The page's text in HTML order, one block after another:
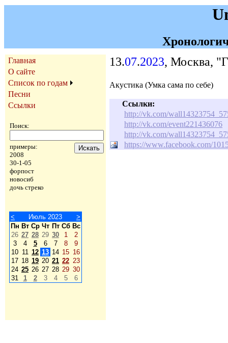
Главная
О сайте
Список по годам
Песни
Ссылки
Поиск:
примеры:
2008
30-1-05
форпост
новосиб
дочь стреко
< Июль 2023
>
Пн Вт Ср Чт Пт Сб Вс
26 27 28 29 30 1
2
3
4 5 6 7 8
9
10 11 12 13 14 15 16
17 18 19 20 21 22 23
24 25 26 27 28 29 30
31
1 2 3 4 5 6
13.07.2023, Москва,
Акустика (Умка сама по себе)
Ссылки:
http://vk.com/
http://vk.com/event221436076
http://vk.com/
https://www.facebook.com/